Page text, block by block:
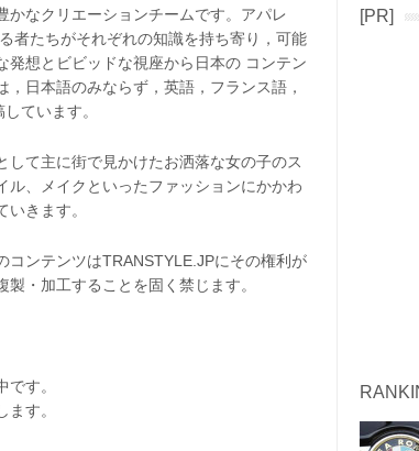
なクリエーションチームです。アパレ
者たちがそれぞれの知識を持ち寄り，可能
発想とビビッドな視座から日本の コンテン
日本語のみならず，英語，フランス語，
ています。
て主に街で見かけたお洒落な女の子のス
、メイクといったファッションにかかわ
きます。
ンテンツはTRANSTYLE.JPにその権利が
・加工することを固く禁じます。
す。
す。
[PR]